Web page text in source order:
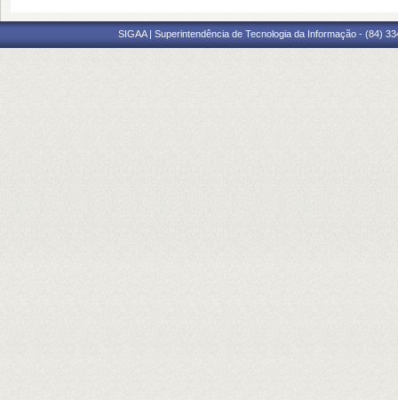
SIGAA | Superintendência de Tecnologia da Informação - (84)